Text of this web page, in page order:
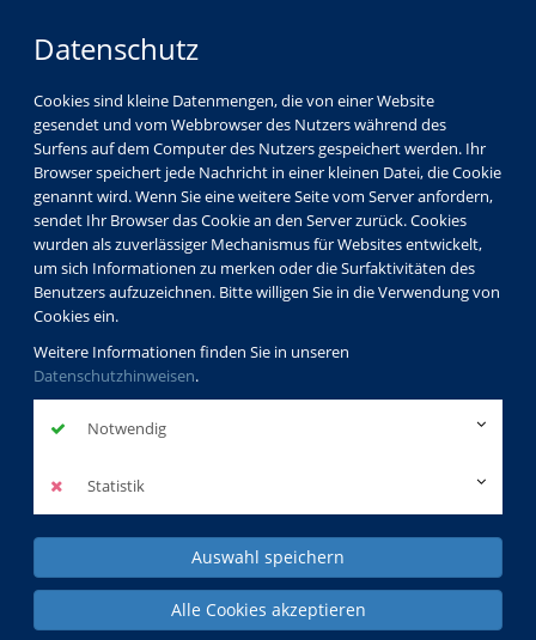
Datenschutz
Cookies sind kleine Datenmengen, die von einer Website
gesendet und vom Webbrowser des Nutzers während des
Surfens auf dem Computer des Nutzers gespeichert werden. Ihr
Browser speichert jede Nachricht in einer kleinen Datei, die Cookie
genannt wird. Wenn Sie eine weitere Seite vom Server anfordern,
sendet Ihr Browser das Cookie an den Server zurück. Cookies
wurden als zuverlässiger Mechanismus für Websites entwickelt,
um sich Informationen zu merken oder die Surfaktivitäten des
Benutzers aufzuzeichnen. Bitte willigen Sie in die Verwendung von
Cookies ein.
Weitere Informationen finden Sie in unseren
Datenschutzhinweisen.
Notwendig
Statistik
Auswahl speichern
Alle Cookies akzeptieren